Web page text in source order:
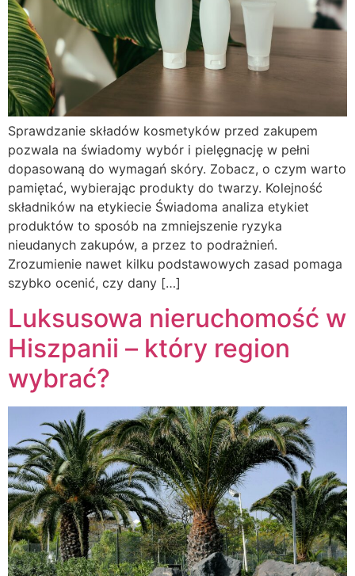
Sprawdzanie składów kosmetyków przed zakupem
pozwala na świadomy wybór i pielęgnację w pełni
dopasowaną do wymagań skóry. Zobacz, o czym warto
pamiętać, wybierając produkty do twarzy. Kolejność
składników na etykiecie Świadoma analiza etykiet
produktów to sposób na zmniejszenie ryzyka
nieudanych zakupów, a przez to podrażnień.
Zrozumienie nawet kilku podstawowych zasad pomaga
szybko ocenić, czy dany […]
Luksusowa nieruchomość w
Hiszpanii – który region
wybrać?